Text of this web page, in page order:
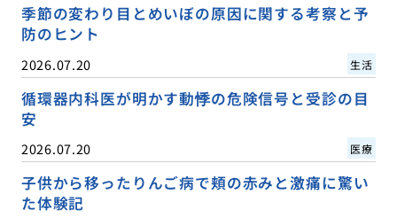
季節の変わり目とめいぼの原因に関する考察と予
防のヒント
2026.07.20 生活
循環器内科医が明かす動悸の危険信号と受診の目
安
2026.07.20 医療
子供から移ったりんご病で頬の赤みと激痛に驚い
た体験記